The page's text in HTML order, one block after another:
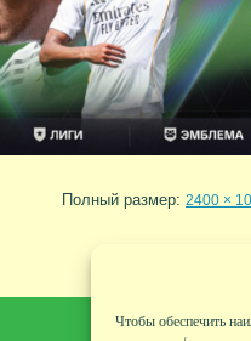
Чтобы обеспечить
Полный размер: 2400 ×